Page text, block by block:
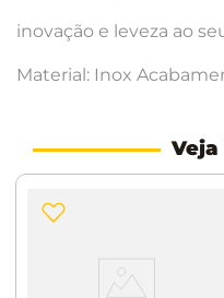
inovação e leveza ao
Material: Inox
Veja